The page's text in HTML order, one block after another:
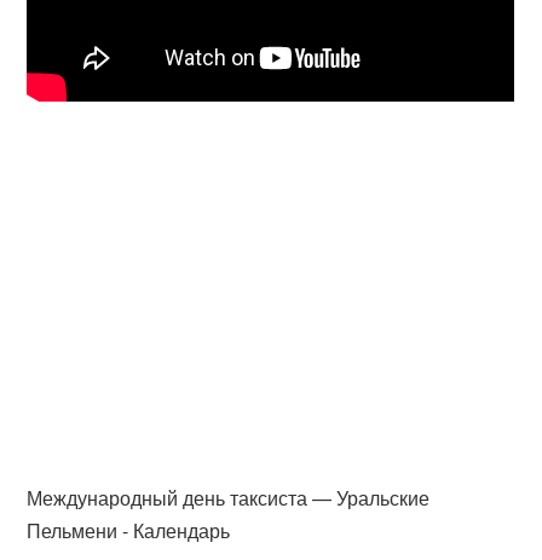
Международный день таксиста — Уральские
Пельмени - Календарь